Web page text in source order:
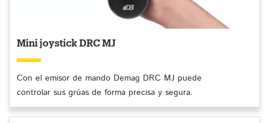
Mini joystick DRC MJ
Con el emisor de mando Demag DRC MJ puede
controlar sus grúas de forma precisa y segura.